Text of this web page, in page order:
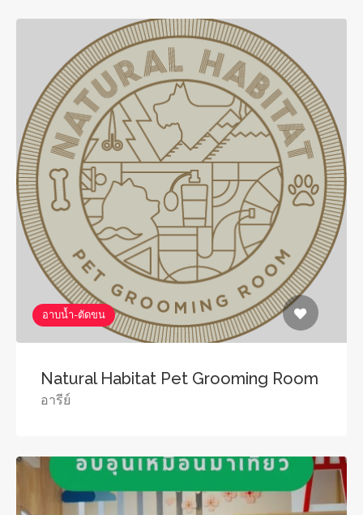
อาบน้ำ-ตัดขน
Natural Habitat Pet Grooming Room
อารีย์